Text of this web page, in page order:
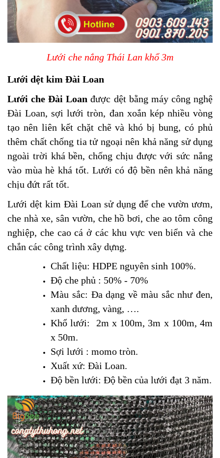
Lưới che nắng Thái Lan khổ 3m
Lưới dệt kim Đài Loan
Lưới che Đài Loan được dệt bằng máy công nghệ
Đài Loan, sợi lưới tròn, đan xoắn kép nhiều vòng
tạo nên liên kết chặt chẽ và khó bị bung, có phủ
thêm chất chống tia tử ngoại nên khả năng sử dụng
ngoài trời khá bền, chống chịu được với sức nắng
vào mùa hè khá tốt. Lưới có độ bền nên khả năng
chịu đứt rất tốt.
Lưới dệt kim Đài Loan sử dụng để che vườn ươm,
che nhà xe, sân vườn, che hồ bơi, che ao tôm công
nghiệp, che cao cá ở các khu vực ven biển và che
chắn các công trình xây dựng.
Chất liệu: HDPE nguyên sinh 100%.
Độ che phủ : 50% - 70%
Màu sắc: Đa dạng về màu sắc như đen,
xanh dương, vàng, ….
Khổ lưới: 2m x 100m, 3m x 100m, 4m
x 50m.
Sợi lưới : momo tròn.
Xuất xứ: Đài Loan.
Độ bền lưới: Độ bền của lưới đạt 3 năm.